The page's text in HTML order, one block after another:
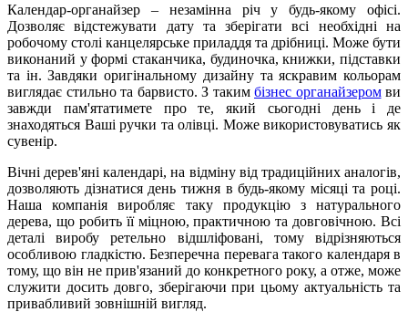
Календар-органайзер – незамінна річ у будь-якому офісі.
Дозволяє відстежувати дату та зберігати всі необхідні на
робочому столі канцелярське приладдя та дрібниці. Може бути
виконаний у формі стаканчика, будиночка, книжки, підставки
та ін. Завдяки оригінальному дизайну та яскравим кольорам
виглядає стильно та барвисто. З таким бізнес органайзеромви
завжди пам'ятатимете про те, який сьогодні день і де
знаходяться Ваші ручки та олівці. Може використовуватись як
сувенір.
Вічні дерев'яні календарі, на відміну від традиційних аналогів,
дозволяють дізнатися день тижня в будь-якому місяці та році.
Наша компанія виробляє таку продукцію з натурального
дерева, що робить її міцною, практичною та довговічною. Всі
деталі виробу ретельно відшліфовані, тому відрізняються
особливою гладкістю. Безперечна перевага такого календаря в
тому, що він не прив'язаний до конкретного року, а отже, може
служити досить довго, зберігаючи при цьому актуальність та
привабливий зовнішній вигляд.